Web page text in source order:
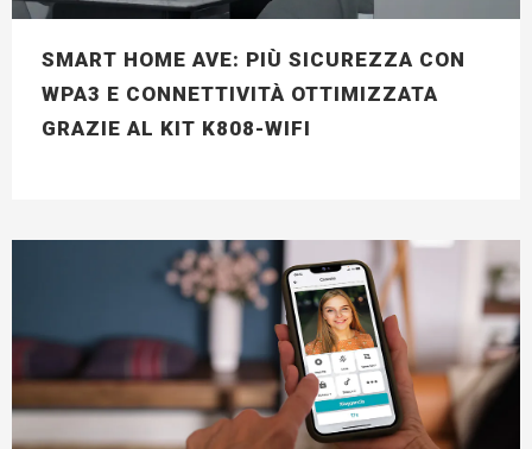
SMART HOME AVE: PIÙ SICUREZZA CON
WPA3 E CONNETTIVITÀ OTTIMIZZATA
GRAZIE AL KIT K808-WIFI